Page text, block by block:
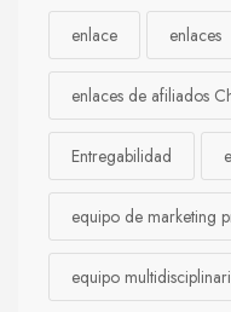
enlace enlaces
enlaces de afiliados
Entregabilidad
equipo de marketing
equipo